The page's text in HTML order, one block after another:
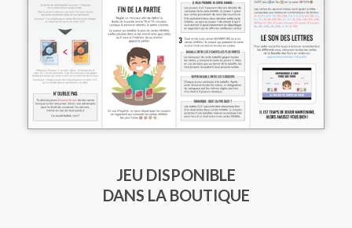
JEU DISPONIBLE
DANS LA BOUTIQUE